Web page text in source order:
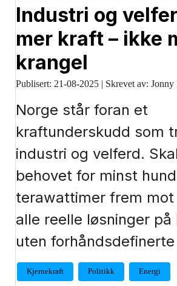
Industri og
mer kraft – ikke
krangel
Publisert: 21-08-2025 | Skrevet av: Jonny
Norge står foran et
kraftunderskudd som
industri og velferd.
behovet for minst
terawattimer frem mot
alle reelle løsninger på
uten forhåndsdefinerte
Kjernekraft Politikk Energi